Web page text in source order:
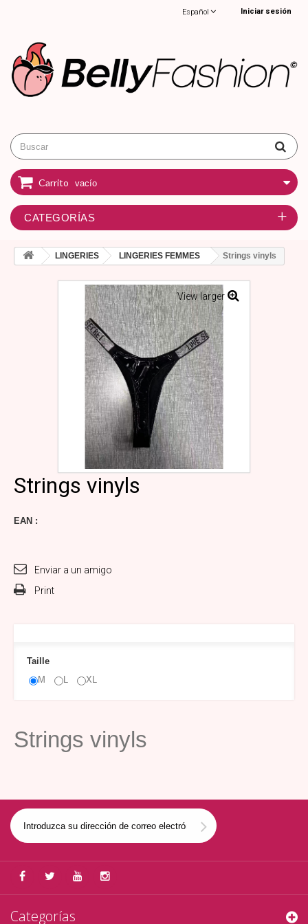
Iniciar sesión
Español
Carrito vacío
CATEGORÍAS
LINGERIES LINGERIES FEMMES Strings vinyls
View larger
Strings vinyls
EAN :
Enviar a un amigo
Print
Taille
M
L XL
Strings vinyls
Categorías